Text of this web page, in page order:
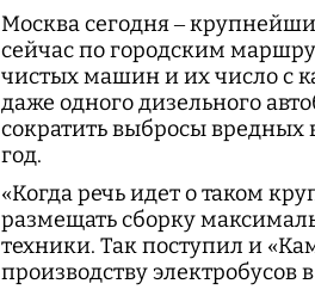
Москва сегодня –
сейчас по городским
чистых машин и их число с
даже одного дизельного
сократить выбросы вредных
год.
«Когда речь идет о таком
размещать сборку
техники. Так поступил и
производству электробусов